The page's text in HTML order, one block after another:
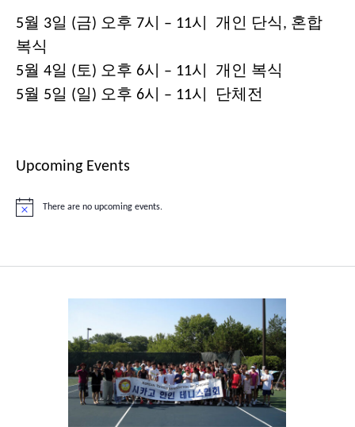
5월 3일 (금) 오후 7시 – 11시 개인 단식, 혼합
복식
5월 4일 (토) 오후 6시 – 11시 개인 복식
5월 5일 (일) 오후 6시 – 11시 단체전
Upcoming Events
Notice
There are no upcoming events.